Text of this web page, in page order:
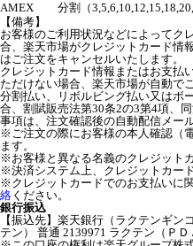
AMEX
分割（
【備考】
お客様のご利用状況などによってク
合、楽天市場がクレジットカード情
はご注文をキャンセルいたします。
クレジットカード情報またはお支払
ただけない場合、楽天市場が自動で
分割払い、リボルビング払い又はボ
合、割賦販売法第30条2の3第4項、
事項は、注文確認後の自動配信メー
※ご注文の際にお客様の本人確認（
ます。
※お客様と異なる名義のクレジット
※決済システム上、クレジットカー
※クレジットカードでのお支払いに
絡 ください。
銀行振込
【振込先】楽天銀行（ラクテンギ
テン） 普通 2139971 ラクテン（ＰＤ